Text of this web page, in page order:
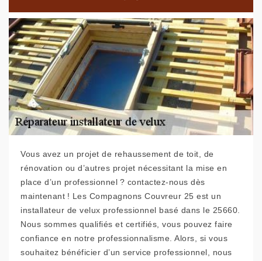
Vous avez un projet de rehaussement de toit, de
rénovation ou d’autres projet nécessitant la mise en
place d’un professionnel ? contactez-nous dès
maintenant ! Les Compagnons Couvreur 25 est un
installateur de velux professionnel basé dans le 25660.
Nous sommes qualifiés et certifiés, vous pouvez faire
confiance en notre professionnalisme. Alors, si vous
souhaitez bénéficier d’un service professionnel, nous